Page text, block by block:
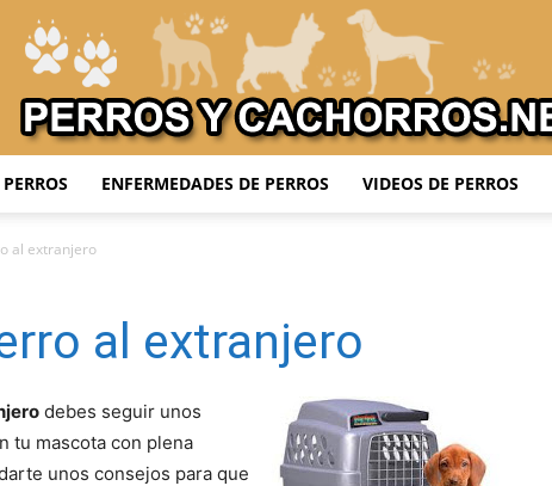
ENFERMEDADES DE PERROS VIDEOS DE PERROS
al extranjero
al extranjero
debes seguir unos
tu mascota con plena
unos consejos para que